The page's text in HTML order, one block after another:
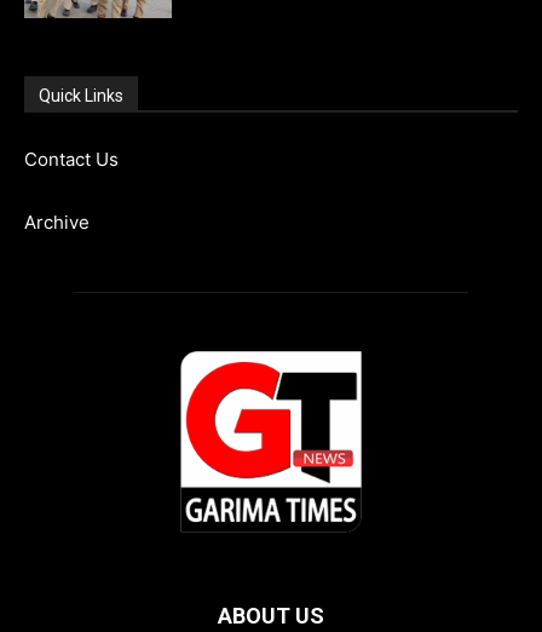
Quick Links
Contact Us
Archive
ABOUT US